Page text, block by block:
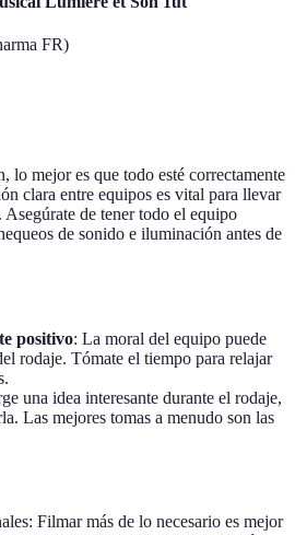
FR)
lo mejor es que todo esté correctamente
clara entre equipos es vital para llevar
de tener todo el equipo
de sonido e iluminación antes de
positivo: La moral del equipo puede
rodaje. Tómate el tiempo para relajar
una idea interesante durante el rodaje,
Las mejores tomas a menudo son las
Filmar más de lo necesario es mejor